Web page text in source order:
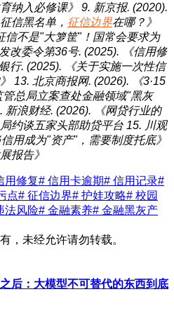
纳入必修课》
9. 新京报. (2020).
信黑名单， 征信边界在哪？》
信不是"大箩筐"！国常会要求为
改委令第36号. (2025). 《信用修
行. (2025). 《关于实施一次性信
13. 北京商报网. (2026). 《3·15
总局立案查处金融领域"黑灰
新浪财经. (2026). 《网贷行业的
约谈五家头部助贷平台 15. 川观
用成为"资产"，需要制度托底》
报告》
用修复# 信用卡逾期# 信用记录#
点# 征信边界# 护娃攻略# 校园
法风险# 金融素养# 金融黑灰产
，未经允许请勿转载。
后：大模型不可替代的东西到底